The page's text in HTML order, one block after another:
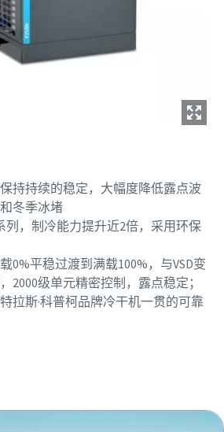
持持续的稳定，大幅度降低露点波
冬季冰堵
列，制冷能力提升近2倍，采用环保
0%平稳过渡到满载100%，与VSD变
2000级单元精密控制，露点稳定；
拉斯·科普柯品牌冷干机一贯的可靠